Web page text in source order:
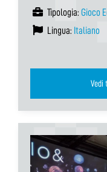
Tipologia: Gioco
Lingua: Italiano